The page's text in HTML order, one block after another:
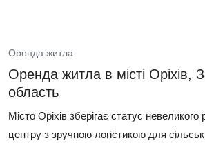
Оренда житла
Оренда житла в місті Оріхів,
область
Місто Оріхів зберігає статус невеликого
центру з зручною логістикою для